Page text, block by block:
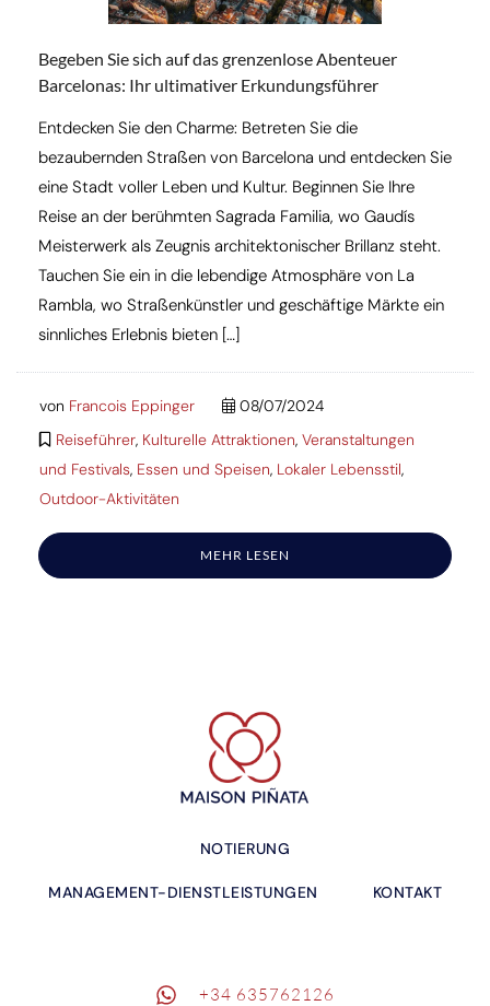
Begeben Sie sich auf das grenzenlose Abenteuer
Barcelonas: Ihr ultimativer Erkundungsführer
Entdecken Sie den Charme: Betreten Sie die
bezaubernden Straßen von Barcelona und entdecken Sie
eine Stadt voller Leben und Kultur. Beginnen Sie Ihre
Reise an der berühmten Sagrada Familia, wo Gaudís
Meisterwerk als Zeugnis architektonischer Brillanz steht.
Tauchen Sie ein in die lebendige Atmosphäre von La
Rambla, wo Straßenkünstler und geschäftige Märkte ein
sinnliches Erlebnis bieten […]
von Francois Eppinger
08/07/2024
Reiseführer, Kulturelle Attraktionen, Veranstaltungen
und Festivals, Essen und Speisen, Lokaler Lebensstil,
Outdoor-Aktivitäten
MEHR LESEN
NOTIERUNG
MANAGEMENT-DIENSTLEISTUNGEN KONTAKT
+34 635762126